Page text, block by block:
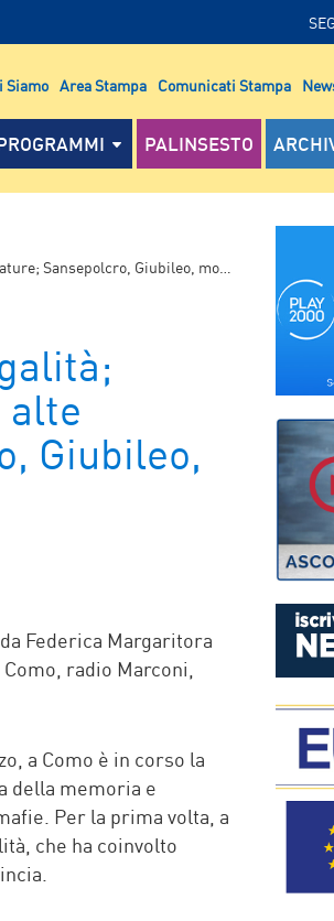
Siamo Area Stampa Comunicati Stampa
PALINSESTO
Giubileo, mostra crocifissi lignei.
Giubileo,
Federica Margaritora
radio Marconi,
a Como è in corso la
della memoria e
Per la prima volta, a
che ha coinvolto